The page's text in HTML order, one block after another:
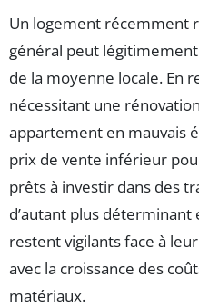
Un logement récemment
général peut
de la moyenne locale. En
nécessitant une
appartement en mauvais
prix de vente inférieur
prêts à investir dans des
d’autant plus
restent vigilants face à
avec la croissance des
matériaux.